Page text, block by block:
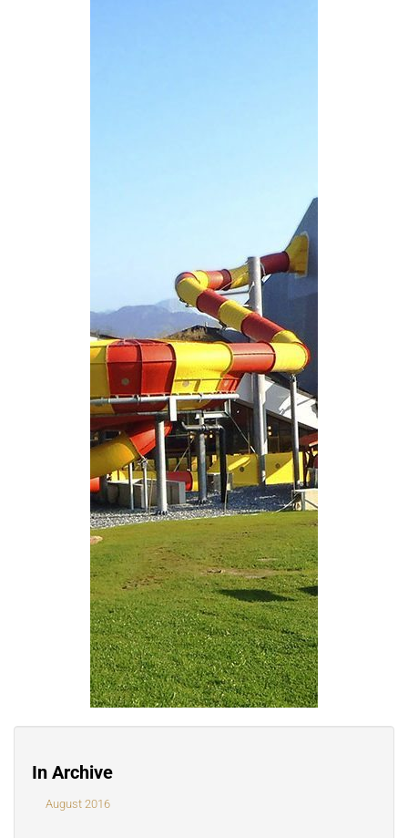
In Archive
August 2016